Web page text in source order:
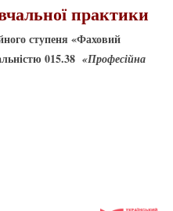
практики
ступеня «Фаховий
015.38 «Професійна